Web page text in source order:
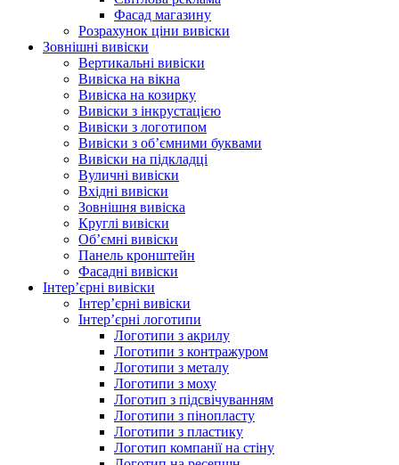
Фасад магазину
Розрахунок ціни вивіски
Зовнішні вивіски
Вертикальні вивіски
Вивіска на вікна
Вивіска на козирку
Вивіски з інкрустацією
Вивіски з логотипом
Вивіски з об’ємними буквами
Вивіски на підкладці
Вуличні вивіски
Вхідні вивіски
Зовнішня вивіска
Круглі вивіски
Об’ємні вивіски
Панель кронштейн
Фасадні вивіски
Інтер’єрні вивіски
Інтер’єрні вивіски
Інтер’єрні логотипи
Логотипи з акрилу
Логотипи з контражуром
Логотипи з металу
Логотипи з моху
Логотип з підсвічуванням
Логотипи з пінопласту
Логотипи з пластику
Логотип компанії на стіну